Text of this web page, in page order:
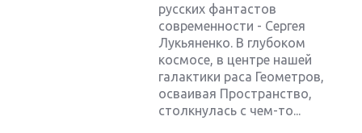
русских фантастов
современности - Сергея
Лукьяненко. В глубоком
космосе, в центре нашей
галактики раса Геометров,
осваивая Пространство,
столкнулась с чем-то...